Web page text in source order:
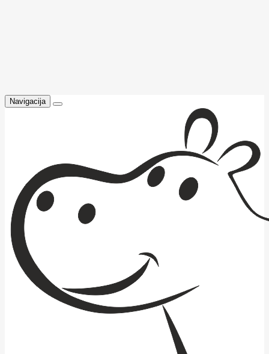
Navigacija